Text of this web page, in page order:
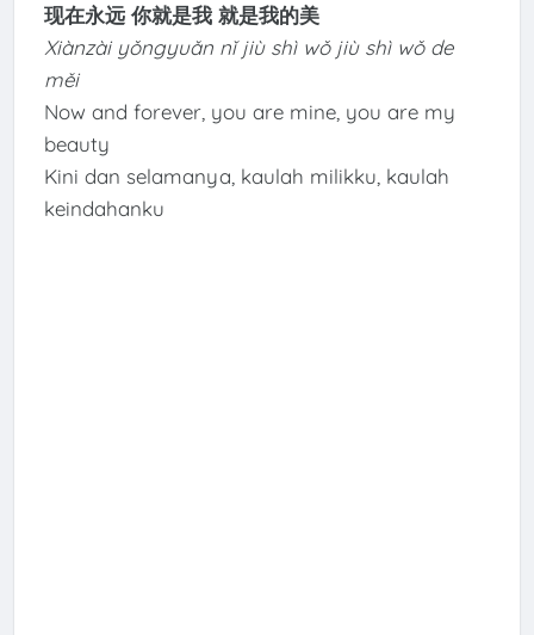
现在永远 你就是我 就是我的美
Xiànzài yǒngyuǎn nǐ jiù shì wǒ jiù shì wǒ de
měi
Now and forever, you are mine, you are my
beauty
Kini dan selamanya, kaulah milikku, kaulah
keindahanku